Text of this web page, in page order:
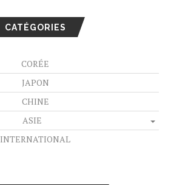
CATÉGORIES
CORÉE
JAPON
CHINE
ASIE
INTERNATIONAL